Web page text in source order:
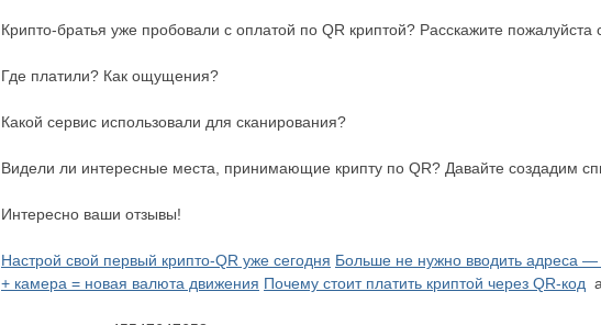
Крипто-братья уже пробовали с оплатой по QR криптой? Расскажите
Где платили? Как ощущения?
Какой сервис использовали для сканирования?
Видели ли интересные места, принимающие крипту по QR? Давайте создадим
Интересно ваши отзывы!
Настрой свой первый крипто-QR уже сегодня Больше не нужно вводить адреса —
+ камера = новая валюта движения Почему стоит платить криптой через QR-код